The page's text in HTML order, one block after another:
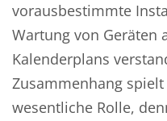
vorausbestimmte
Wartung von Geräten
Kalenderplans
Zusammenhang
wesentliche Rolle,